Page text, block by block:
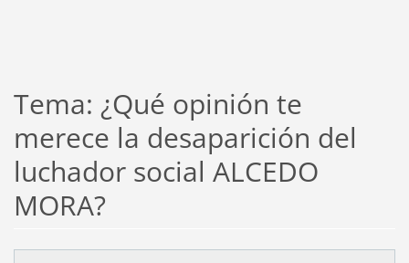
Tema: ¿Qué opinión te
merece la desaparición del
luchador social ALCEDO
MORA?